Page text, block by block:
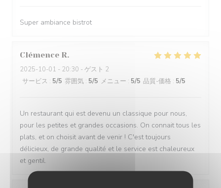
Super ambiance bistrot
Clémence R
2025-10-01 - 20:30 - ゲスト 2
サービス : 5/5 雰囲気 : 5/5 メニュー : 5/5 品質-価格 : 5/5
Un restaurant qui est devenu un classique pour nous,
pour les petites et grandes occasions. On connait tous les
plats, et on choisit avant de venir ! C'est toujours
délicieux, de grande qualité et le service est chaleureux
et gentil.